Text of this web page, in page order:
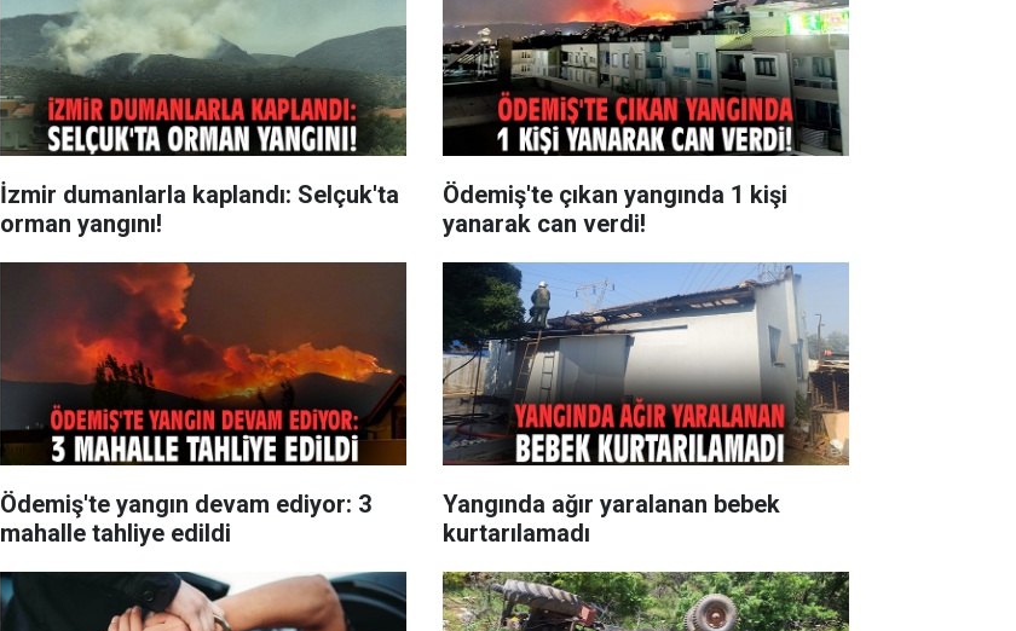
İzmir dumanlarla kaplandı: Selçuk'ta
orman yangını!
Ödemiş'te çıkan yangında 1 kişi
yanarak can verdi!
Ödemiş'te yangın devam ediyor: 3
mahalle tahliye edildi
Yangında ağır yaralanan bebek
kurtarılamadı